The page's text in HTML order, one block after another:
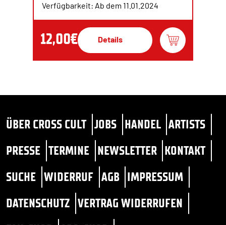
Verfügbarkeit: Ab dem 11.01.2024
12,00€ Details
ÜBER CROSS CULT JOBS HANDEL ARTISTS
PRESSE TERMINE NEWSLETTER KONTAKT
SUCHE WIDERRUF AGB IMPRESSUM
DATENSCHUTZ VERTRAG WIDERRUFEN